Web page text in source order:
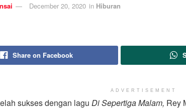
December 20, 2020 in Hiburan
Share on Facebook
ADVERTISEMENT
sukses dengan lagu Di Sepertiga Malam, Rey